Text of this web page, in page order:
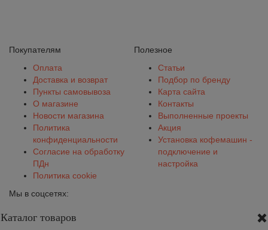
Покупателям
Оплата
Доставка и возврат
Пункты самовывоза
О магазине
Новости магазина
Политика
конфиденциальности
Согласие на обработку
ПДн
Политика cookie
Полезное
Статьи
Подбор по бренду
Карта сайта
Контакты
Выполненные проекты
Акция
Установка кофемашин -
подключение и
настройка
Мы в соцсетях:
Каталог товаров